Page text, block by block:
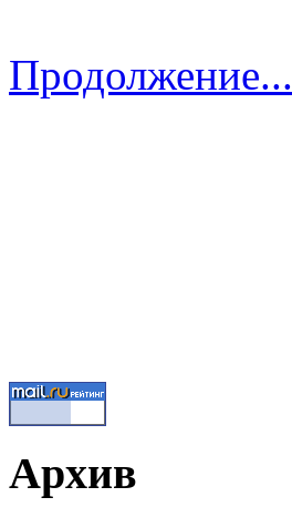
Продолжение...
Архив